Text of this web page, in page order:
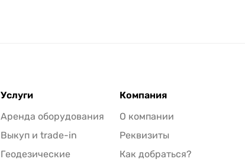
Услуги
Аренда оборудования
Выкуп и trade-in
Геодезические
Компания
О компании
Реквизиты
Как добраться?